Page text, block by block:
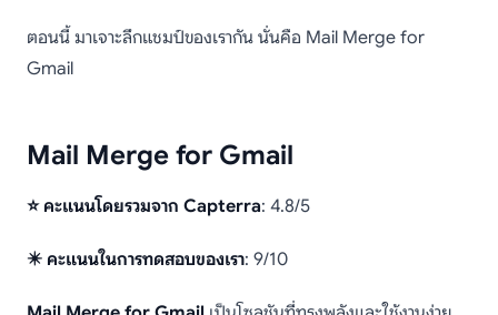
ตอนนี้ มาเจาะลึกแชมป์ของเรากัน นั่นคือ Mail Merge for
Gmail
Mail Merge for Gmail
⭐ คะแนนโดยรวมจาก Capterra: 4.8/5
✴️ คะแนนในการทดสอบของเรา: 9/10